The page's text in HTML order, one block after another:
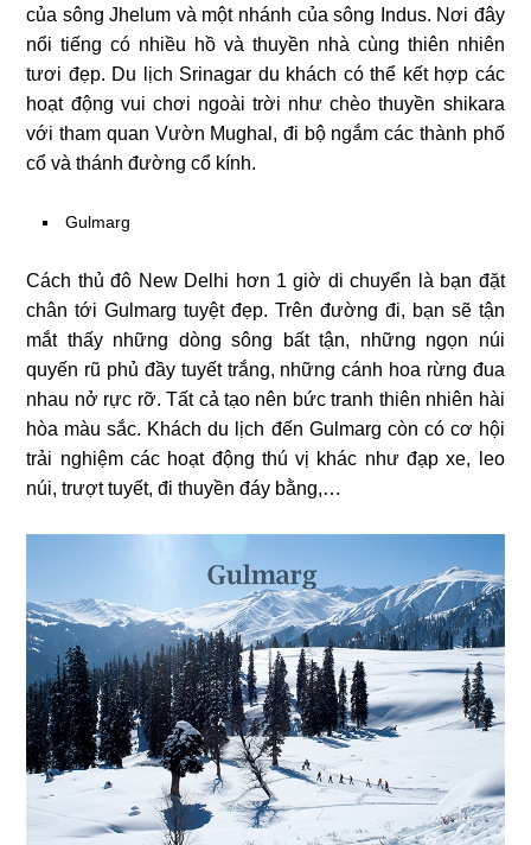
của sông Jhelum và một nhánh của sông Indus. Nơi đây
nổi tiếng có nhiều hồ và thuyền nhà cùng thiên nhiên
tươi đẹp. Du lịch Srinagar du khách có thể kết hợp các
hoạt động vui chơi ngoài trời như chèo thuyền shikara
với tham quan Vườn Mughal, đi bộ ngắm các thành phố
cổ và thánh đường cổ kính.
Gulmarg
Cách thủ đô New Delhi hơn 1 giờ di chuyển là bạn đặt
chân tới Gulmarg tuyệt đẹp. Trên đường đi, bạn sẽ tận
mắt thấy những dòng sông bất tận, những ngọn núi
quyến rũ phủ đầy tuyết trắng, những cánh hoa rừng đua
nhau nở rực rỡ. Tất cả tạo nên bức tranh thiên nhiên hài
hòa màu sắc. Khách du lịch đến Gulmarg còn có cơ hội
trải nghiệm các hoạt động thú vị khác như đạp xe, leo
núi, trượt tuyết, đi thuyền đáy bằng,…